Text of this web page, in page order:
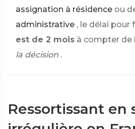
assignation à résidence ou
administrative , le délai pour
est de 2 mois à compter de
la décision .
Ressortissant en